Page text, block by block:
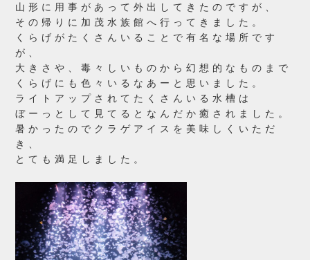
山形に用事があって外出してきたのですが、
その帰りに加茂水族館へ行ってきました。
くらげがたくさんいることで有名な場所です
が、
大きさや、毒々しいものから幻想的なものまで
くらげにも色々いるなあーと思いました。
ライトアップされてたくさんいる水槽は
ぼーっとして見てるとなんだか癒されました。
暑かったのでクラゲアイスを美味しくいただ
き、
とても満足しました。